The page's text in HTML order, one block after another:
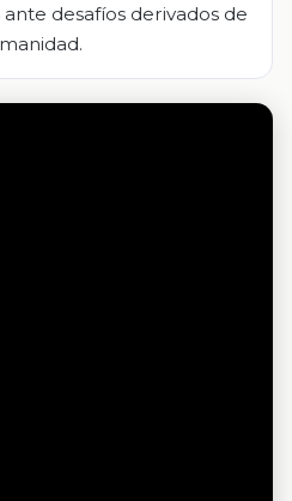
desafíos derivados de